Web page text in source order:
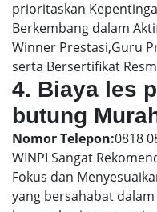
prioritaskan
Berkembang dalam
Winner Prestasi,Guru
serta Bersertifikat
4. Biaya les
butung
Nomor Telepon:0818
WINPI Sangat
Fokus dan
yang bersahabat